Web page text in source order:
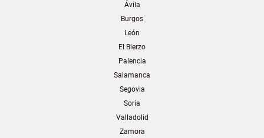
Ávila
Burgos
León
El Bierzo
Palencia
Salamanca
Segovia
Soria
Valladolid
Zamora